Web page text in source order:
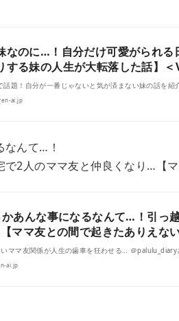
なのに…！自分だけ可愛がられ
する妹の人生が大転落した話】
話題！自分が一番じゃないと気が済まない妹の話を
ai.jp
なんて…！
で2人のママ友と仲良くなり…【
かあんな事になるなんて…！引っ
ママ友との間で起きたありえな
ママ友関係が人生の歯車を狂わせる… ＠
ai.jp